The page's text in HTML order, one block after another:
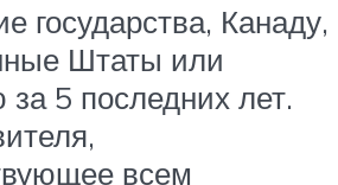
государства, Канаду,
Штаты или
5 последних лет.
всем